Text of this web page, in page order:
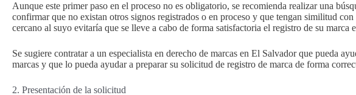
Aunque este primer paso en el proceso no es obligatorio, se recomienda realizar una
confirmar que no existan otros signos registrados o en proceso y que tengan similitud
cercano al suyo evitaría que se lleve a cabo de forma satisfactoria el registro de su marca
Se sugiere contratar a un especialista en derecho de marcas en El Salvador que pueda
marcas y que lo pueda ayudar a preparar su solicitud de registro de marca de forma
2. Presentación de la solicitud